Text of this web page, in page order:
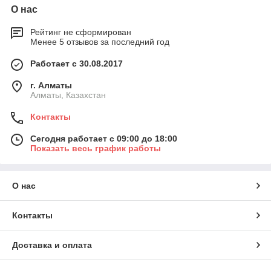
О нас
Рейтинг не сформирован
Менее 5 отзывов за последний год
Работает с 30.08.2017
г. Алматы
Алматы, Казахстан
Контакты
Сегодня работает с 09:00 до 18:00
Показать весь график работы
О нас
Контакты
Доставка и оплата